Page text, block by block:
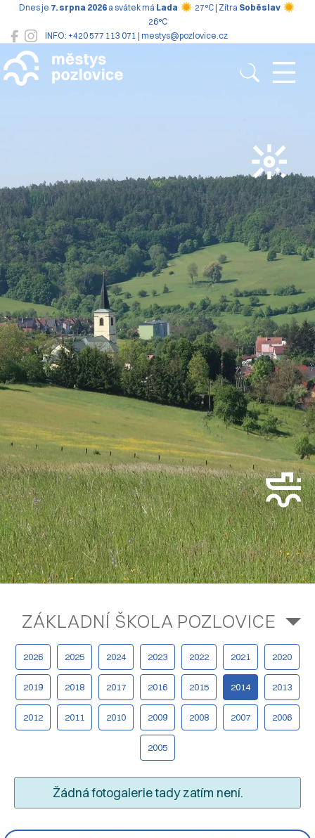
INFO: +420 577 113 071 | mestys@pozlovice.cz
Dnes je 7. srpna 2026 a svátek má Lada 27°C | Zítra Soběslav
26°C
Pozlovice
ZÁKLADNÍ ŠKOLA POZLOVICE
2026 2025 2024 2023 2022 2021 2020
2019 2018 2017 2016 2015 2014 2013
2012 2011 2010 2009 2008 2007 2006
2005
Žádná fotogalerie tady zatím není.